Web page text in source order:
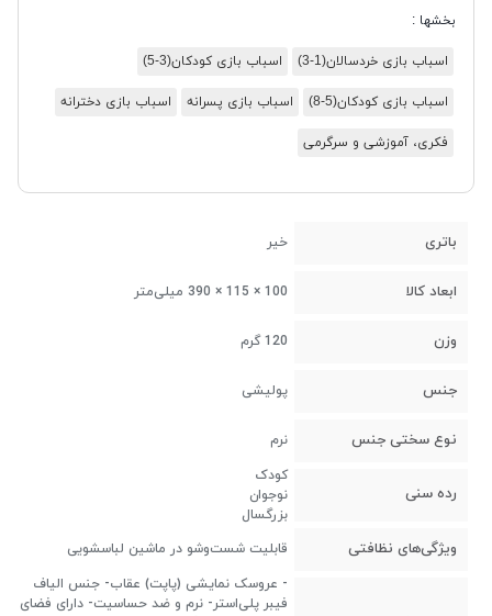
بخشها :
اسباب بازی خردسالان(1-3) اسباب بازی کودکان(3-5)
اسباب بازی کودکان(5-8) اسباب بازی پسرانه اسباب بازی دخترانه
فکری، آموزشی و سرگرمی
باتری خیر
ابعاد کالا 100 × 115 × 390 میلی‌متر
وزن 120 گرم
جنس پولیشی
نوع سختی جنس نرم
رده سنی
کودک
نوجوان
بزرگسال
ویژگی‌های نظافتی قابلیت شست‌وشو در ماشین لباسشویی
- عروسک نمایشی (پاپت) عقاب- جنس الیاف
فیبر پلی‌استر- نرم و ضد حساسیت- دارای فضای